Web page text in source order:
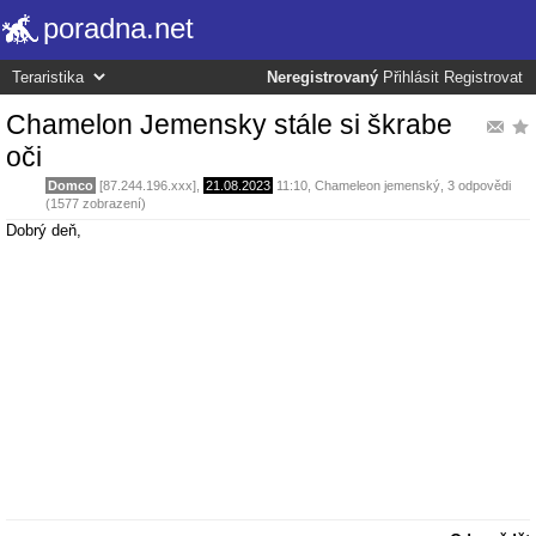
poradna.net
Neregistrovaný Přihlásit Registrovat
Chamelon Jemensky stále si škrabe
oči
Domco [87.244.196.xxx], 21.08.2023 11:10 Chameleon jemenský , 3 odpovědi
(1577 zobrazení)
Dobrý deň,